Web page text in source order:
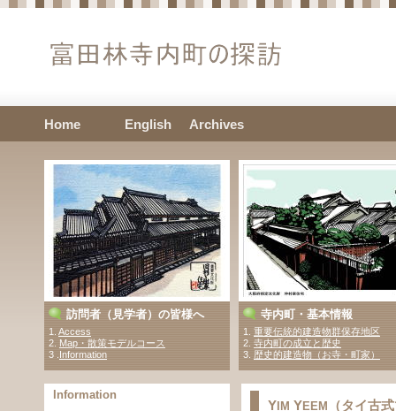
訪問者（見学者）の皆様へ
1. Access
2. Map・散策モデルコース
3 . Information
寺内町・基本情報
1. 重要伝統的建造物群保存地区
2. 寺内町の成立と歴史
3. 歴史的建造物（お寺・町家）
Y IM YEEM （タイ古
Information
Home English Archives